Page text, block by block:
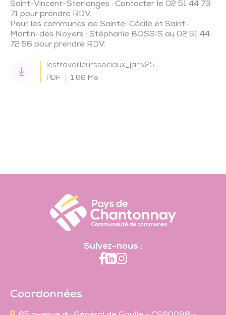
Saint-Vincent-Sterlanges : Contacter le 02 51 44 73
71 pour prendre RDV.
Pour les communes de Sainte-Cécile et Saint-
Martin-des Noyers : Stéphanie BOSSIS au 02 51 44
72 56 pour prendre RDV.
lestravailleurssociaux_janv25
PDF 1.66 Mo
Suivez-nous :
Coordonnées